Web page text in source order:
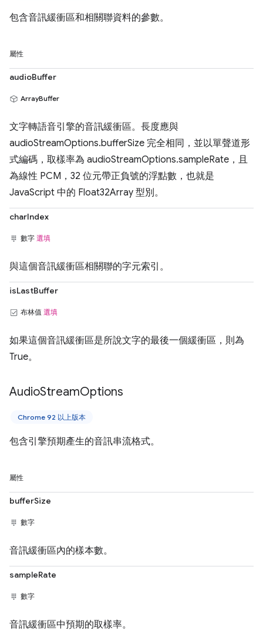
包含音訊緩衝區和相關聯資料的參數。
屬性
audioBuffer
ArrayBuffer
文字轉語音引擎的音訊緩衝區。長度應與
audioStreamOptions.bufferSize 完全相同，並以單聲道形
式編碼，取樣率為 audioStreamOptions.sampleRate，且
為線性 PCM，32 位元帶正負號的浮點數，也就是
JavaScript 中的 Float32Array 型別。
charIndex
數字 選填
與這個音訊緩衝區相關聯的字元索引。
isLastBuffer
布林值 選填
如果這個音訊緩衝區是所說文字的最後一個緩衝區，則為
True。
AudioStreamOptions
Chrome 92 以上版本
包含引擎預期產生的音訊串流格式。
屬性
bufferSize
數字
音訊緩衝區內的樣本數。
sampleRate
數字
音訊緩衝區中預期的取樣率。